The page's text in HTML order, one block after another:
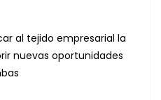
al tejido empresarial la
nuevas oportunidades